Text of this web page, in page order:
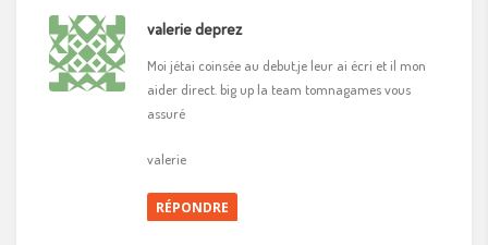
valerie deprez
Moi jétai coinsée au debut,je leur ai écri et il mon
aider direct. big up la team tomnagames vous
assuré
valerie
RÉPONDRE